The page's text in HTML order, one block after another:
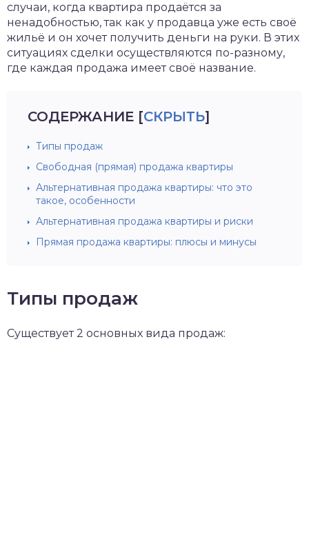
случаи, когда квартира продаётся за
ненадобностью, так как у продавца уже есть своё
жильё и он хочет получить деньги на руки. В этих
ситуациях сделки осуществляются по-разному,
где каждая продажа имеет своё название.
СОДЕРЖАНИЕ [СКРЫТЬ]
Типы продаж
Свободная (прямая) продажа квартиры
Альтернативная продажа квартиры: что это
такое, особенности
Альтернативная продажа квартиры и риски
Прямая продажа квартиры: плюсы и минусы
Типы продаж
Существует 2 основных вида продаж: